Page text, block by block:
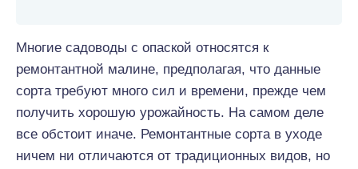
Многие садоводы с опаской относятся к
ремонтантной малине, предполагая, что данные
сорта требуют много сил и времени, прежде чем
получить хорошую урожайность. На самом деле
все обстоит иначе. Ремонтантные сорта в уходе
ничем ни отличаются от традиционных видов, но